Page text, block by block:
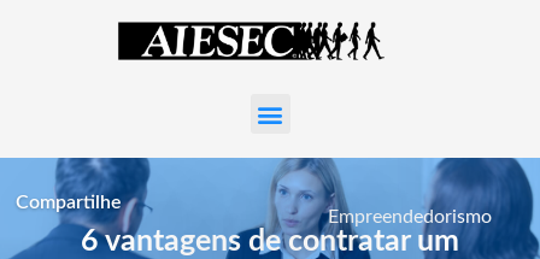
Empreendedorismo
6 vantagens de contratar um
Compartilhe